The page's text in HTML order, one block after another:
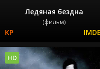
Ледяная бездна
(фильм)
HD